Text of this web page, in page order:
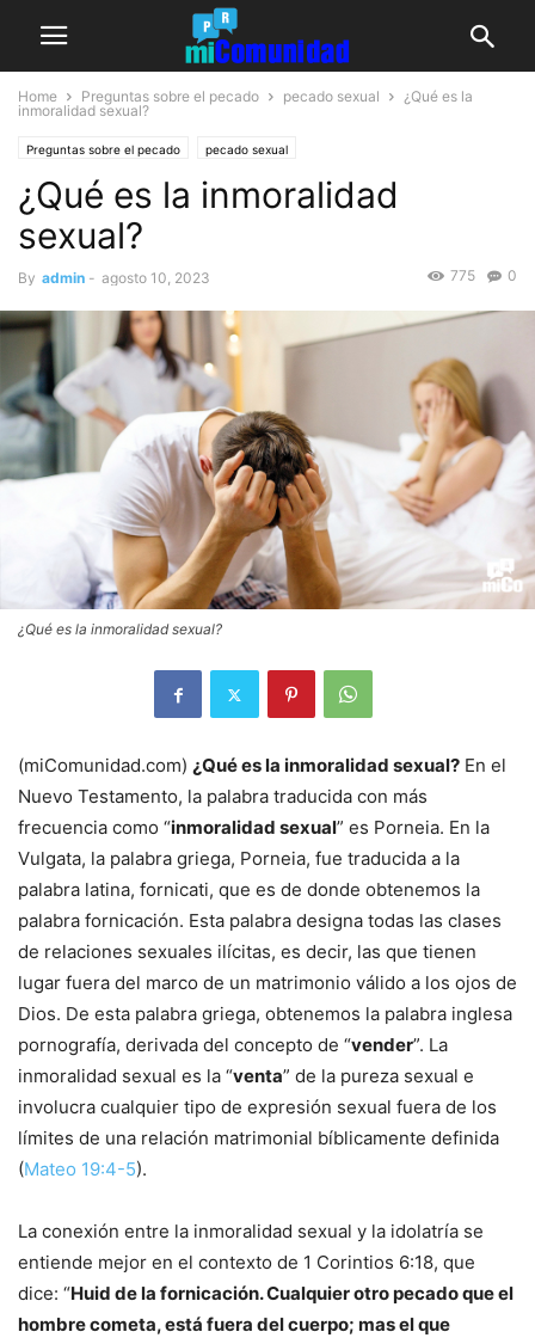
Home Preguntas sobre el pecado pecado sexual
¿Qué es la
inmoralidad sexual?
Preguntas sobre el pecado pecado sexual
¿Qué es la inmoralidad
sexual?
By admin - agosto 10, 2023 0
775
¿Qué es la inmoralidad sexual?
(miComunidad.com) ¿Qué es la inmoralidad sexual? En el
Nuevo Testamento, la palabra traducida con más
frecuencia como “inmoralidad sexual” es Porneia. En la
Vulgata, la palabra griega, Porneia, fue traducida a la
palabra latina, fornicati, que es de donde obtenemos la
palabra fornicación. Esta palabra designa todas las clases
de relaciones sexuales ilícitas, es decir, las que tienen
lugar fuera del marco de un matrimonio válido a los ojos de
Dios. De esta palabra griega, obtenemos la palabra inglesa
pornografía, derivada del concepto de “vender”. La
inmoralidad sexual es la “venta” de la pureza sexual e
involucra cualquier tipo de expresión sexual fuera de los
límites de una relación matrimonial bíblicamente definida
(Mateo 19:4-5).
La conexión entre la inmoralidad sexual y la idolatría se
entiende mejor en el contexto de 1 Corintios 6:18, que
dice: “Huid de la fornicación. Cualquier otro pecado que el
hombre cometa, está fuera del cuerpo; mas el que